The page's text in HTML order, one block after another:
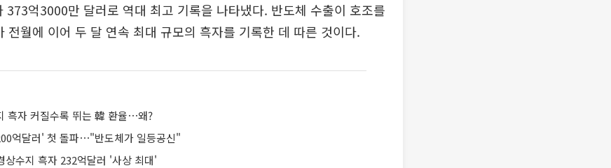
373억3000만 달러로 역대 최고 기록을 나타냈다. 반도체 수출이 호조를
전월에 이어 두 달 연속 최대 규모의 흑자를 기록한 데 따른 것이다.
흑자 커질수록 뛰는 韓 환율⋯왜?
억달러' 첫 돌파⋯"반도체가 일등공신"
수지 흑자 232억달러 '사상 최대'